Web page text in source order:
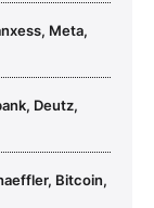
Meta,
Deutz,
Bitcoin,